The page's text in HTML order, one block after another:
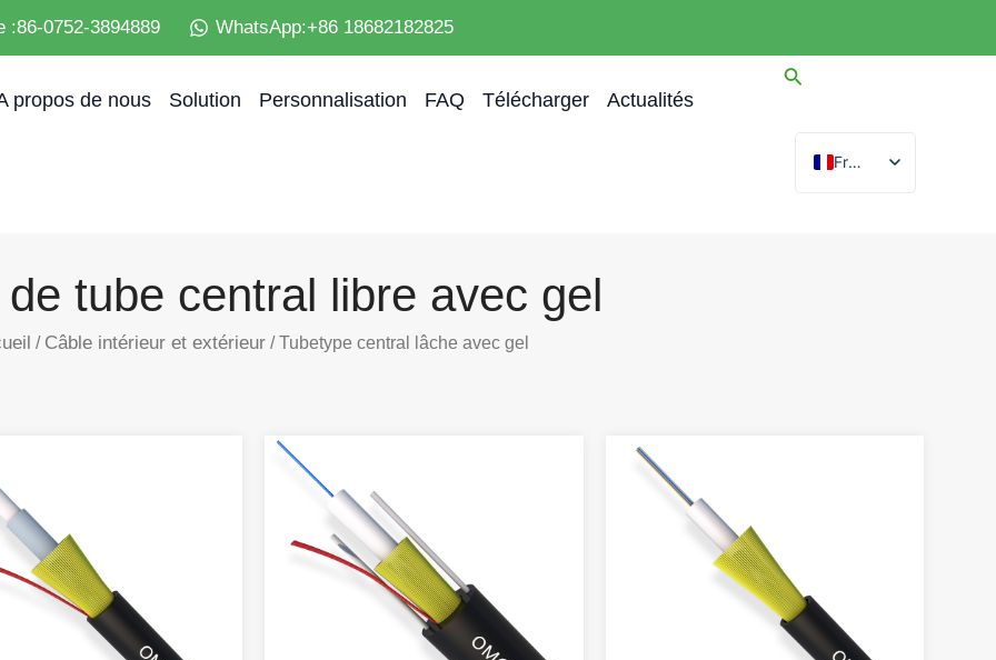
:86-0752-3894889 WhatsApp:+86 18682182825
propos de nous Solution Personnalisation FAQ Télécharger Actualités
French
English
tube central libre avec gel
/ Câble intérieur et extérieur/ Tubetype central lâche avec gel